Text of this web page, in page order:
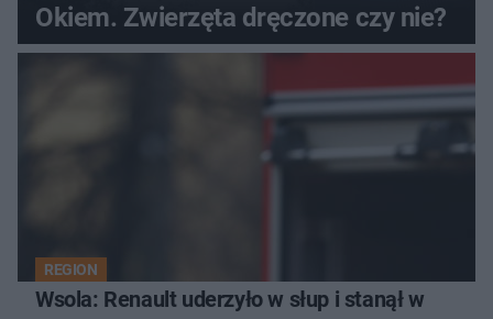
Okiem. Zwierzęta dręczone czy nie?
REGION
Wsola: Renault uderzyło w słup i stanął w